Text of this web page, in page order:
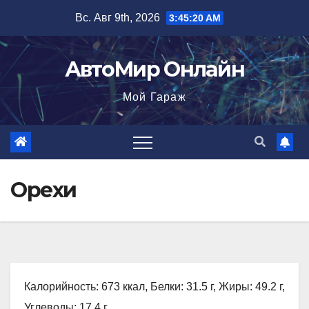
содержимому
Вс. Авг 9th, 2026 3:45:21 AM
АвтоМир Онлайн
Мой Гараж
Орехи
Калорийность: 673 ккал, Белки: 31.5 г, Жиры: 49.2 г,